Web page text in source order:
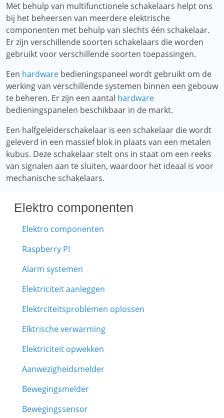
Met behulp van multifunctionele schakelaars helpt ons
bij het beheersen van meerdere elektrische
componenten met behulp van slechts één schakelaar.
Er zijn verschillende soorten schakelaars die worden
gebruikt voor verschillende soorten toepassingen.
Een hardware bedieningspaneel wordt gebruikt om de
werking van verschillende systemen binnen een gebouw
te beheren. Er zijn een aantal hardware
bedieningspanelen beschikbaar in de markt.
Een halfgeleiderschakelaar is een schakelaar die wordt
geleverd in een massief blok in plaats van een metalen
kubus. Deze schakelaar stelt ons in staat om een ​​reeks
van signalen aan te sluiten, waardoor het ideaal is voor
mechanische schakelaars.
Elektro componenten
Elektro componenten
Raspberry PI
Alarm systemen
Elektriciteit aanleggen
Elektrciteitsproblemen oplossen
Elktrische verwarming
Elektriciteit opwekken
Aanwezigheidsmelder
Bewegingsmelder
Bewegingssensor